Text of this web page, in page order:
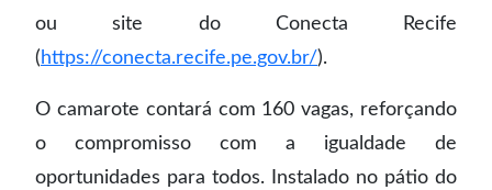
ou site do Conecta Recife
( https://conecta.recife.pe.gov.br/).
O camarote contará com 160 vagas, reforçando
o compromisso com a igualdade de
oportunidades para todos. Instalado no pátio do